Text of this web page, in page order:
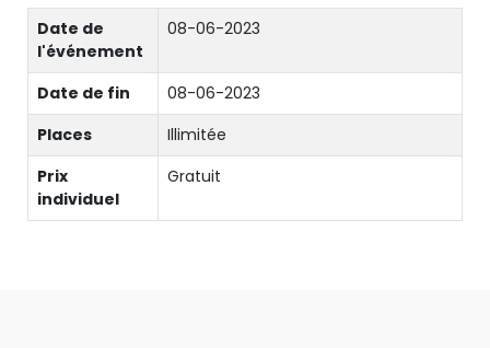
Date de
l'événement
08-06-2023
Date de fin
08-06-2023
Places
Illimitée
Prix
individuel
Gratuit